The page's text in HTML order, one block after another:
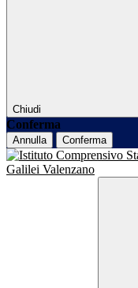
Chiudi
Conferma
Annulla Conferma